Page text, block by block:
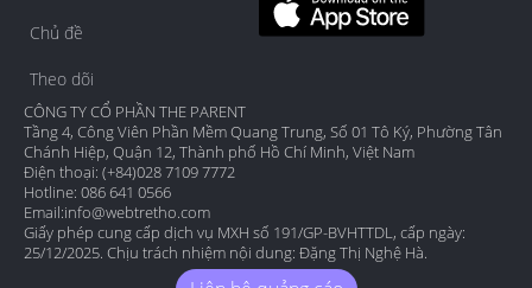
Chủ đề
Theo dõi
CÔNG TY CỔ PHẦN THE PARENT
Tầng 4, Công Viên Phần Mềm Quang Trung, Số 01 Tô Ký, Phường Tân
Chánh Hiệp, Quận 12, Thành phố Hồ Chí Minh, Việt Nam
Điện thoại: (+84)028 7109 7772
Hotline: 086 641 0566
Email:info@webtretho.com
Giấy phép cung cấp dịch vụ MXH số 191/GP-BVHTTDL, cấp ngày:
25/12/2025. Chịu trách nhiệm nội dung: Đặng Thị Nghệ Hà.